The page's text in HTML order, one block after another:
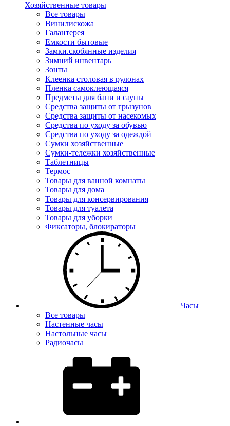
Хозяйственные товары
Все товары
Винилискожа
Галантерея
Емкости бытовые
Замки.скобянные изделия
Зимний инвентарь
Зонты
Клеенка столовая в рулонах
Пленка самоклеющаяся
Предметы для бани и сауны
Средства защиты от грызунов
Средства защиты от насекомых
Средства по уходу за обувью
Средства по уходу за одеждой
Сумки хозяйственные
Сумки-тележки хозяйственные
Таблетницы
Термос
Товары для ванной комнаты
Товары для дома
Товары для консервирования
Товары для туалета
Товары для уборки
Фиксаторы, блокираторы
Часы
Все товары
Настенные часы
Настольные часы
Радиочасы